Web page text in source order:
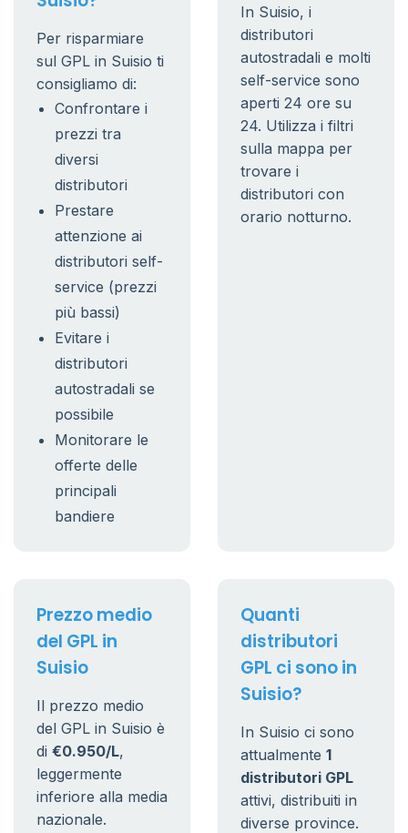
Per risparmiare
sul GPL in Suisio ti
consigliamo di:
Confrontare i
prezzi tra
diversi
distributori
Prestare
attenzione ai
distributori self-
service (prezzi
più bassi)
Evitare i
distributori
autostradali se
possibile
Monitorare le
offerte delle
principali
bandiere
In Suisio, i
distributori
autostradali e molti
self-service sono
aperti 24 ore su
24. Utilizza i filtri
sulla mappa per
trovare i
distributori con
orario notturno.
Prezzo medio
del GPL in
Suisio
Il prezzo medio
del GPL in Suisio è
di €0.950/L,
leggermente
inferiore alla media
nazionale.
Quanti
distributori
GPL ci sono in
Suisio?
In Suisio ci sono
attualmente 1
distributori GPL
attivi, distribuiti in
diverse province.